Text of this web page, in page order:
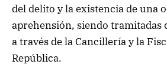
del delito y la existencia de una
aprehensión, siendo tramitadas
a través de la Cancillería y la
República.